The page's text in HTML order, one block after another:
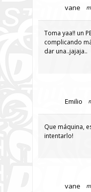
vane
Toma yaa!! un
complicando
dar una..jajaja..
Emilio
Que máquina,
intentarlo!
vane